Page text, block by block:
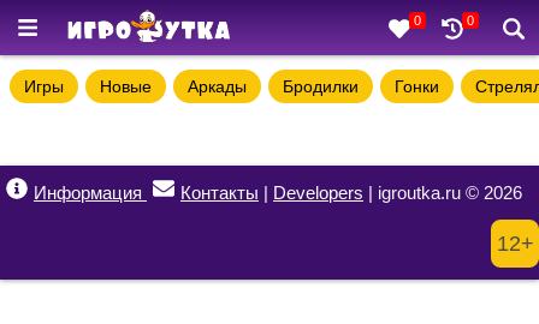
0 0
Игры Новые Аркады Бродилки Гонки
Информация Контакты | Developers | igroutka.ru © 2026
12+